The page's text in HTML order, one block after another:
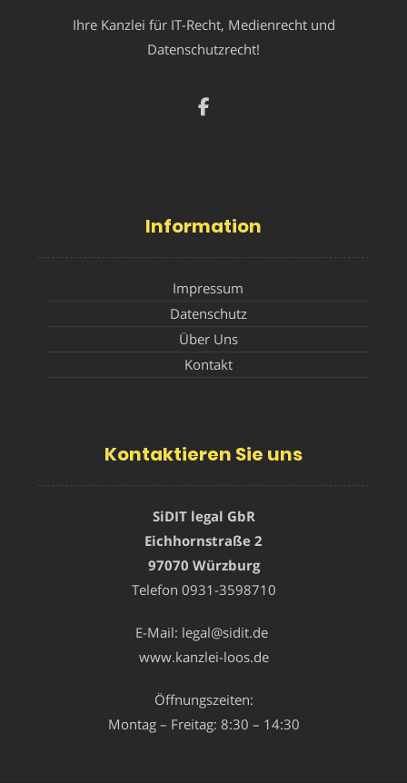
Ihre Kanzlei für IT-Recht, Medienrecht und
Datenschutzrecht!
Information
Impressum
Datenschutz
Über Uns
Kontakt
Kontaktieren Sie uns
SiDIT legal GbR
Eichhornstraße 2
97070 Würzburg
Telefon 0931-3598710
E-Mail: legal@sidit.de
www.kanzlei-loos.de
Öffnungszeiten:
Montag – Freitag: 8:30 – 14:30